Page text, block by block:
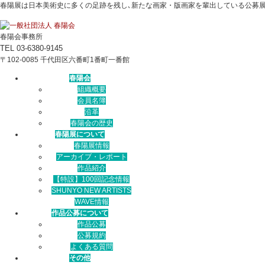
春陽展は日本美術史に多くの足跡を残し､新たな画家・版画家を輩出している公募
春陽会事務所
TEL 03-6380-9145
〒102-0085 千代田区六番町1番町一番館
春陽会
組織概要
会員名簿
沿革
春陽会の歴史
春陽展について
春陽展情報
アーカイブ・レポート
作品紹介
【特設】100回記念情報
SHUNYO NEW ARTISTS
WAVE情報
作品公募について
作品公募
公募規約
よくある質問
その他